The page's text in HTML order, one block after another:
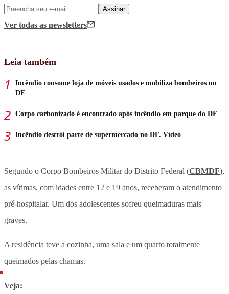
Assinar
Ver todas as newsletters
Leia também
Incêndio consome loja de móveis usados e mobiliza bombeiros no
DF
Corpo carbonizado é encontrado após incêndio em parque do DF
Incêndio destrói parte de supermercado no DF. Vídeo
Segundo o Corpo Bombeiros Militar do Distrito Federal (CBMDF),
as vítimas, com idades entre 12 e 19 anos, receberam o atendimento
pré-hospitalar. Um dos adolescentes sofreu queimaduras mais
graves.
A residência teve a cozinha, uma sala e um quarto totalmente
queimados pelas chamas.
Veja: